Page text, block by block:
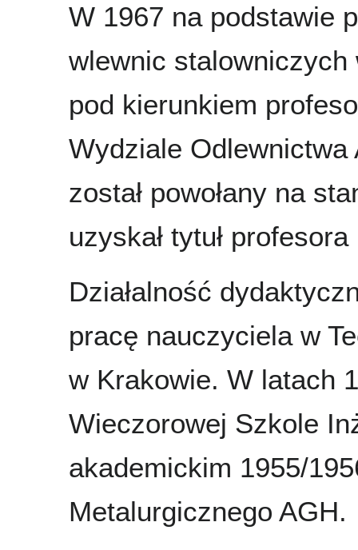
W 1967 na podstawie
wlewnic
pod kierunkiem
Wydziale Odlewnictwa
został powołany na
uzyskał tytuł
Działalność
pracę nauczyciela w
w Krakowie. W latach
Wieczorowej Szkole
akademickim 1955/
Metalurgicznego AGH.